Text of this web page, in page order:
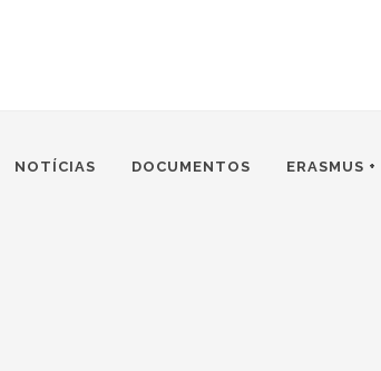
NOTÍCIAS DOCUMENTOS ERASMUS +